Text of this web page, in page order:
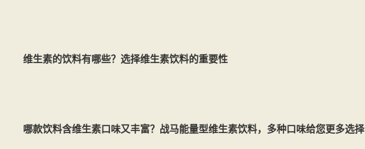
维生素的饮料有哪些？选择维生素饮料的重要性
哪款饮料含维生素口味又丰富？战马能量型维生素饮料，多种口味给您更多选择